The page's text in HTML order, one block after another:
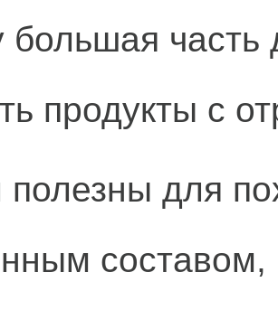
часть
продукты с
для